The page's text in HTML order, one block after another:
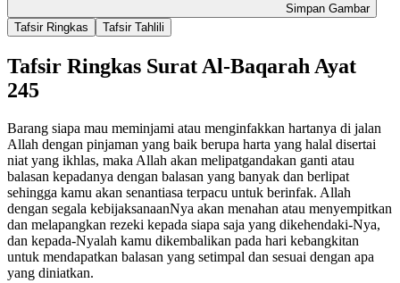
Simpan Gambar
Tafsir Ringkas
Tafsir Tahlili
Tafsir Ringkas Surat Al-Baqarah Ayat
245
Barang siapa mau meminjami atau menginfakkan hartanya di jalan
Allah dengan pinjaman yang baik berupa harta yang halal disertai
niat yang ikhlas, maka Allah akan melipatgandakan ganti atau
balasan kepadanya dengan balasan yang banyak dan berlipat
sehingga kamu akan senantiasa terpacu untuk berinfak. Allah
dengan segala kebijaksanaanNya akan menahan atau menyempitkan
dan melapangkan rezeki kepada siapa saja yang dikehendaki-Nya,
dan kepada-Nyalah kamu dikembalikan pada hari kebangkitan
untuk mendapatkan balasan yang setimpal dan sesuai dengan apa
yang diniatkan.